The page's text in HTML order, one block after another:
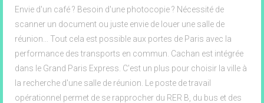
Envie d'un café ? Besoin d'une photocopie ? Nécessité de
scanner un document ou juste envie de louer une salle de
réunion... Tout cela est possible aux portes de Paris avec la
performance des transports en commun. Cachan est intégrée
dans le Grand Paris Express. C'est un plus pour choisir la ville à
la recherche d'une salle de réunion. Le poste de travail
opérationnel permet de se rapprocher du RER B, du bus et des